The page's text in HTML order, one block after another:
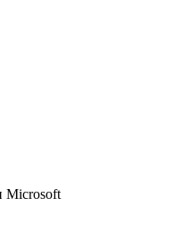
Microsoft